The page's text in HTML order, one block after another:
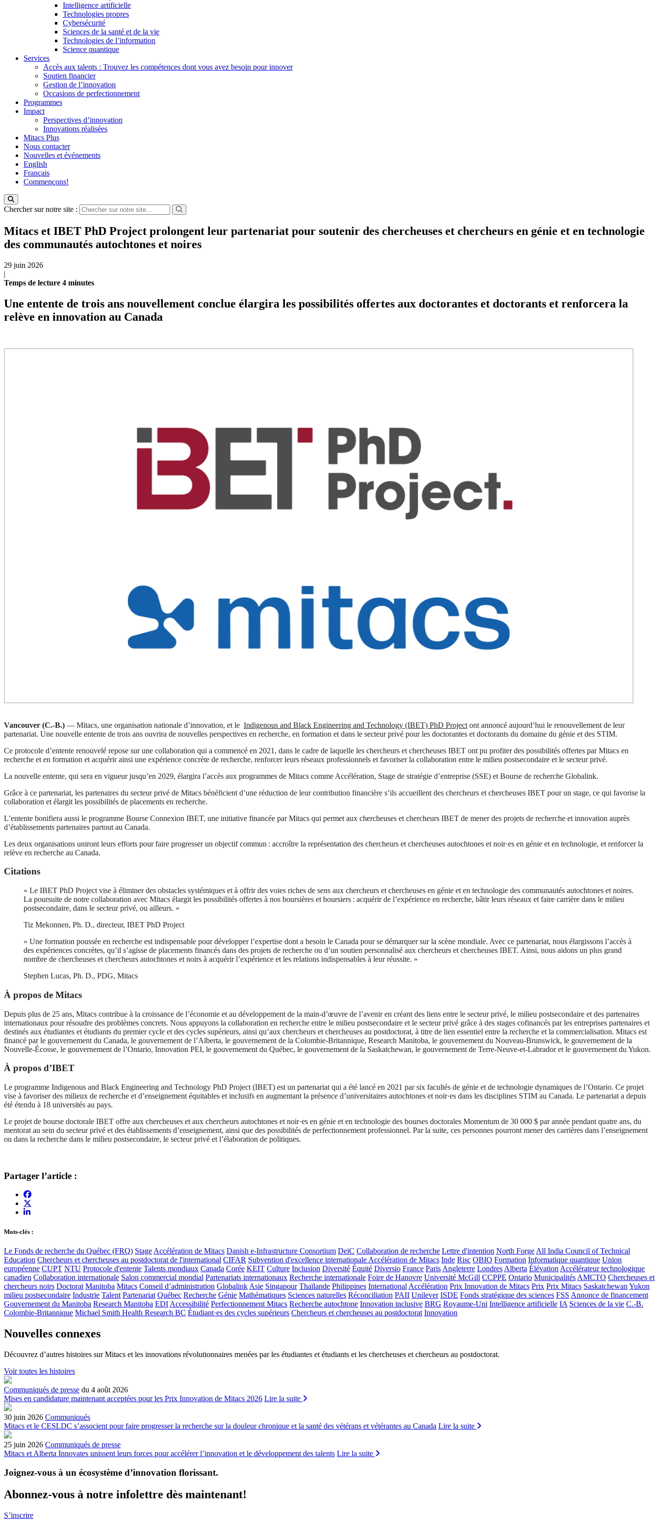
Intelligence artificielle
Technologies propres
Cybersécurité
Sciences de la santé et de la vie
Technologies de l’information
Science quantique
Services
Accès aux talents : Trouvez les compétences dont vous avez besoin pour innover
Soutien financier
Gestion de l’innovation
Occasions de perfectionnement
Programmes
Impact
Perspectives d’innovation
Innovations réalisées
Mitacs Plus
Nous contacter
Nouvelles et événements
English
Français
Commençons!
Chercher sur notre site :
Mitacs et IBET PhD Project prolongent leur partenariat pour soutenir des chercheuses et chercheurs en génie et en technologie
des communautés autochtones et noires
29 juin 2026
|
Temps de lecture 4 minutes
Une entente de trois ans nouvellement conclue élargira les possibilités offertes aux doctorantes et doctorants et renforcera la
relève en innovation au Canada
Vancouver (C.-B.) — Mitacs, une organisation nationale d’innovation, et le Indigenous and Black Engineering and Technology (IBET) PhD Project ont annoncé aujourd’hui le renouvellement de leur
partenariat. Une nouvelle entente de trois ans ouvrira de nouvelles perspectives en recherche, en formation et dans le secteur privé pour les doctorantes et doctorants du domaine du génie et des STIM.
Ce protocole d’entente renouvelé repose sur une collaboration qui a commencé en 2021, dans le cadre de laquelle les chercheurs et chercheuses IBET ont pu profiter des possibilités offertes par Mitacs en
recherche et en formation et acquérir ainsi une expérience concrète de recherche, renforcer leurs réseaux professionnels et favoriser la collaboration entre le milieu postsecondaire et le secteur privé.
La nouvelle entente, qui sera en vigueur jusqu’en 2029, élargira l’accès aux programmes de Mitacs comme Accélération, Stage de stratégie d’entreprise (SSE) et Bourse de recherche Globalink.
Grâce à ce partenariat, les partenaires du secteur privé de Mitacs bénéficient d’une réduction de leur contribution financière s’ils accueillent des chercheurs et chercheuses IBET pour un stage, ce qui favorise la
collaboration et élargit les possibilités de placements en recherche.
L’entente bonifiera aussi le programme Bourse Connexion IBET, une initiative financée par Mitacs qui permet aux chercheuses et chercheurs IBET de mener des projets de recherche et innovation auprès
d’établissements partenaires partout au Canada.
Les deux organisations uniront leurs efforts pour faire progresser un objectif commun : accroître la représentation des chercheurs et chercheuses autochtones et noir·es en génie et en technologie, et renforcer la
relève en recherche au Canada.
Citations
« Le IBET PhD Project vise à éliminer des obstacles systémiques et à offrir des voies riches de sens aux chercheurs et chercheuses en génie et en technologie des communautés autochtones et noires.
La poursuite de notre collaboration avec Mitacs élargit les possibilités offertes à nos boursières et boursiers : acquérir de l’expérience en recherche, bâtir leurs réseaux et faire carrière dans le milieu
postsecondaire, dans le secteur privé, ou ailleurs. »
Tiz Mekonnen, Ph. D., directeur, IBET PhD Project
« Une formation poussée en recherche est indispensable pour développer l’expertise dont a besoin le Canada pour se démarquer sur la scène mondiale. Avec ce partenariat, nous élargissons l’accès à
des expériences concrètes, qu’il s’agisse de placements financés dans des projets de recherche ou d’un soutien personnalisé aux chercheurs et chercheuses IBET. Ainsi, nous aidons un plus grand
nombre de chercheuses et chercheurs autochtones et noirs à acquérir l’expérience et les relations indispensables à leur réussite. »
Stephen Lucas, Ph. D., PDG, Mitacs
À propos de Mitacs
Depuis plus de 25 ans, Mitacs contribue à la croissance de l’économie et au développement de la main-d’œuvre de l’avenir en créant des liens entre le secteur privé, le milieu postsecondaire et des partenaires
internationaux pour résoudre des problèmes concrets. Nous appuyons la collaboration en recherche entre le milieu postsecondaire et le secteur privé grâce à des stages cofinancés par les entreprises partenaires et
destinés aux étudiantes et étudiants du premier cycle et des cycles supérieurs, ainsi qu’aux chercheurs et chercheuses au postdoctorat, à titre de lien essentiel entre la recherche et la commercialisation. Mitacs est
financé par le gouvernement du Canada, le gouvernement de l’Alberta, le gouvernement de la Colombie-Britannique, Research Manitoba, le gouvernement du Nouveau-Brunswick, le gouvernement de la
Nouvelle-Écosse, le gouvernement de l’Ontario, Innovation PEI, le gouvernement du Québec, le gouvernement de la Saskatchewan, le gouvernement de Terre-Neuve-et-Labrador et le gouvernement du Yukon.
À propos d’IBET
Le programme Indigenous and Black Engineering and Technology PhD Project (IBET) est un partenariat qui a été lancé en 2021 par six facultés de génie et de technologie dynamiques de l’Ontario. Ce projet
vise à favoriser des milieux de recherche et d’enseignement équitables et inclusifs en augmentant la présence d’universitaires autochtones et noir·es dans les disciplines STIM au Canada. Le partenariat a depuis
été étendu à 18 universités au pays.
Le projet de bourse doctorale IBET offre aux chercheuses et aux chercheurs autochtones et noir·es en génie et en technologie des bourses doctorales Momentum de 30 000 $ par année pendant quatre ans, du
mentorat au sein du secteur privé et des établissements d’enseignement, ainsi que des possibilités de perfectionnement professionnel. Par la suite, ces personnes pourront mener des carrières dans l’enseignement
ou dans la recherche dans le milieu postsecondaire, le secteur privé et l’élaboration de politiques.
Partager l’article :
Mots-clés :
Le Fonds de recherche du Québec (FRQ) Stage Accélération de Mitacs Danish e-Infrastructure Consortium DeiC Collaboration de recherche Lettre d'intention North Forge All India Council of Technical
Education Chercheurs et chercheuses au postdoctorat de l'international CIFAR Subvention d'excellence internationale Accélération de Mitacs Inde Risc OBIO Formation Informatique quantique Union
européenne CUPT NTU Protocole d'entente Talents mondiaux Canada Corée KEIT Culture Inclusion Diversité Équité Diversio France Paris Angleterre Londres Alberta Élévation Accélérateur technologique
canadien Collaboration internationale Salon commercial mondial Partenariats internationaux Recherche internationale Foire de Hanovre Université McGill CCPPE Ontario Municipalités AMCTO Chercheuses et
chercheurs noirs Doctorat Manitoba Mitacs Conseil d’administration Globalink Asie Singapour Thaïlande Philippines International Accélération Prix Innovation de Mitacs Prix Prix Mitacs Saskatchewan Yukon
milieu postsecondaire Industrie Talent Partenariat Québec Recherche Génie Mathématiques Sciences naturelles Réconciliation PAII Unilever ISDE Fonds stratégique des sciences FSS Annonce de financement
Gouvernement du Manitoba Research Manitoba EDI Accessibilité Perfectionnement Mitacs Recherche autochtone Innovation inclusive BRG Royaume-Uni Intelligence artificielle IA Sciences de la vie C.-B.
Colombie-Britannique Michael Smith Health Research BC Étudiant·es des cycles supérieurs Chercheurs et chercheuses au postdoctorat Innovation
Nouvelles connexes
Découvrez d’autres histoires sur Mitacs et les innovations révolutionnaires menées par les étudiantes et étudiants et les chercheuses et chercheurs au postdoctorat.
Voir toutes les histoires
Communiqués de presse du 4 août 2026
Mises en candidature maintenant acceptées pour les Prix Innovation de Mitacs 2026 Lire la suite
30 juin 2026 Communiqués
Mitacs et le CESLDC s’associent pour faire progresser la recherche sur la douleur chronique et la santé des vétérans et vétérantes au Canada Lire la suite
25 juin 2026 Communiqués de presse
Mitacs et Alberta Innovates unissent leurs forces pour accélérer l’innovation et le développement des talents Lire la suite
Joignez-vous à un écosystème d’innovation florissant.
Abonnez-vous à notre infolettre dès maintenant!
S’inscrire